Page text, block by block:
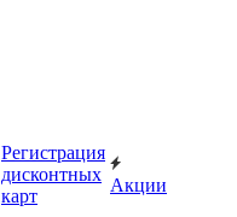
Регистрация
дисконтных
карт
Акции